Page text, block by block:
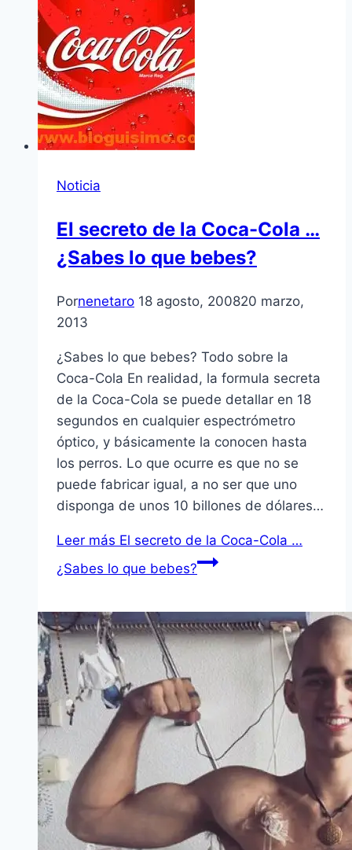
Noticia
El secreto de la Coca-Cola …
¿Sabes lo que bebes?
Pornenetaro 18 agosto, 200820 marzo,
2013
¿Sabes lo que bebes? Todo sobre la
Coca-Cola En realidad, la formula secreta
de la Coca-Cola se puede detallar en 18
segundos en cualquier espectrómetro
óptico, y básicamente la conocen hasta
los perros. Lo que ocurre es que no se
puede fabricar igual, a no ser que uno
disponga de unos 10 billones de dólares…
Leer más El secreto de la Coca-Cola …
¿Sabes lo que bebes?